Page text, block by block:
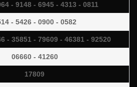
- 9148 - 6945 - 4313 - 0811
- 5426 - 0900 - 0582
- 35851 - 79609 - 46381 - 92520
06660 - 41260
17809